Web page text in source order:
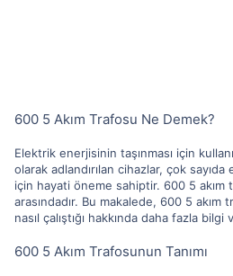
600 5 Akım Trafosu Ne Demek?
Elektrik enerjisinin taşınması için
olarak adlandırılan cihazlar, çok
için hayati öneme sahiptir. 600 5 akım
arasındadır. Bu makalede, 600 5
nasıl çalıştığı hakkında daha fazla
600 5 Akım Trafosunun Tanımı